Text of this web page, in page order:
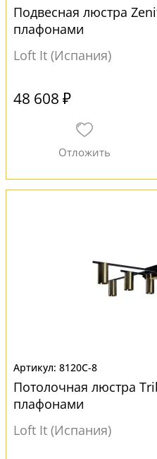
Подвесная люстра
плафонами
Loft It (Испания)
48 608 ₽
8120C-8
Потолочная люстра
плафонами
Loft It (Испания)